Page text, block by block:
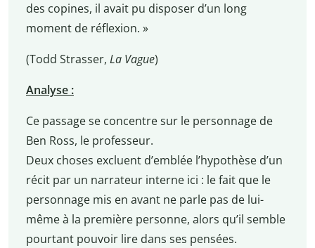
des copines, il avait pu disposer d’un long
moment de réflexion. »
(Todd Strasser, La Vague)
Analyse :
Ce passage se concentre sur le personnage de
Ben Ross, le professeur.
Deux choses excluent d’emblée l’hypothèse d’un
récit par un narrateur interne ici : le fait que le
personnage mis en avant ne parle pas de lui-
même à la première personne, alors qu’il semble
pourtant pouvoir lire dans ses pensées.